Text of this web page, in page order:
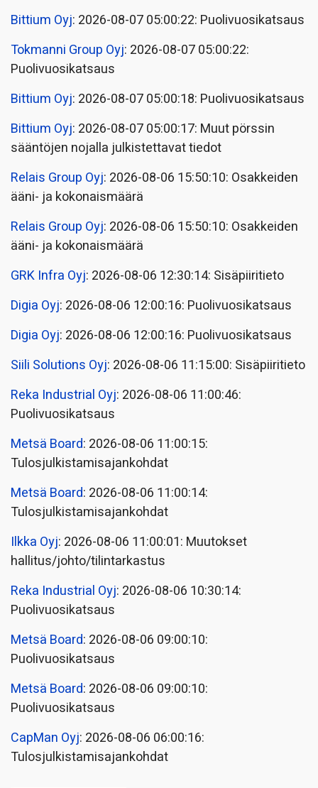
Bittium Oyj: 2026-08-07 05:00:22: Puolivuosikatsaus
Tokmanni Group Oyj: 2026-08-07 05:00:22:
Puolivuosikatsaus
Bittium Oyj: 2026-08-07 05:00:18: Puolivuosikatsaus
Bittium Oyj: 2026-08-07 05:00:17: Muut pörssin
sääntöjen nojalla julkistettavat tiedot
Relais Group Oyj: 2026-08-06 15:50:10: Osakkeiden
ääni- ja kokonaismäärä
Relais Group Oyj: 2026-08-06 15:50:10: Osakkeiden
ääni- ja kokonaismäärä
GRK Infra Oyj: 2026-08-06 12:30:14: Sisäpiiritieto
Digia Oyj: 2026-08-06 12:00:16: Puolivuosikatsaus
Digia Oyj: 2026-08-06 12:00:16: Puolivuosikatsaus
Siili Solutions Oyj: 2026-08-06 11:15:00: Sisäpiiritieto
Reka Industrial Oyj: 2026-08-06 11:00:46:
Puolivuosikatsaus
Metsä Board: 2026-08-06 11:00:15:
Tulosjulkistamisajankohdat
Metsä Board: 2026-08-06 11:00:14:
Tulosjulkistamisajankohdat
Ilkka Oyj: 2026-08-06 11:00:01: Muutokset
hallitus/johto/tilintarkastus
Reka Industrial Oyj: 2026-08-06 10:30:14:
Puolivuosikatsaus
Metsä Board: 2026-08-06 09:00:10:
Puolivuosikatsaus
Metsä Board: 2026-08-06 09:00:10:
Puolivuosikatsaus
CapMan Oyj: 2026-08-06 06:00:16:
Tulosjulkistamisajankohdat